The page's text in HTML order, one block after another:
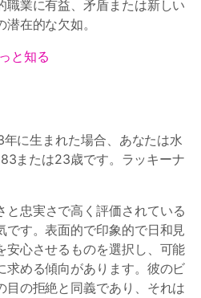
職業に有益、矛盾または新しい
在的な欠如。
と知る
に生まれた場合、あなたは水
または23歳です。ラッキーナ
と忠実さで高く評価されている
です。表面的で印象的で日和見
安心させるものを選択し、可能
求める傾向があります。彼のビ
目の拒絶と同義であり、それは